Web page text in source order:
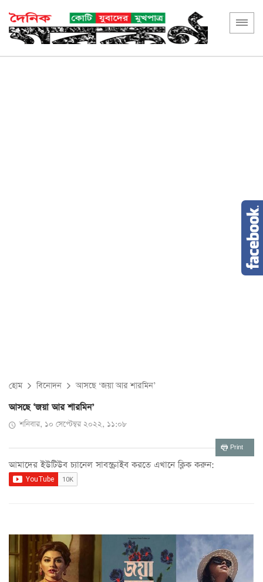
হোম বিনোদন আসছে ‘জয়া আর শারমিন’
আসছে ‘জয়া আর শারমিন’
শনিবার, ১০ সেপ্টেম্বর ২০২২, ১১:০৮
Print
আমাদের ইউটিউব চ্যানেল সাবস্ক্রাইব করতে এখানে ক্লিক করুন: